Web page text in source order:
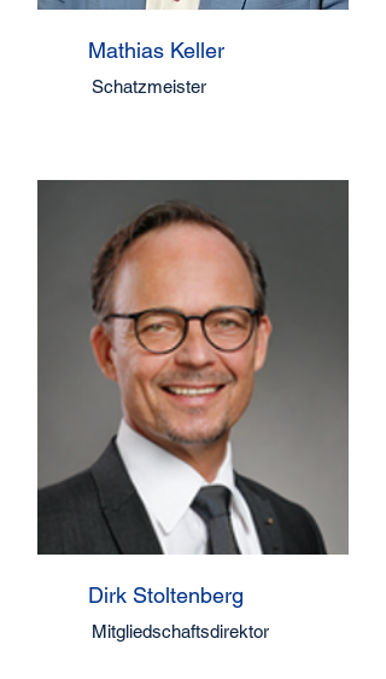
Mathias Keller
Schatzmeister
Dirk Stoltenberg
Mitgliedschaftsdirektor